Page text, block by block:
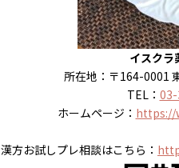
イスクラ
所在地：〒164-0001
TEL：
ホームページ： https://
漢方お試しプレ相談はこちら：